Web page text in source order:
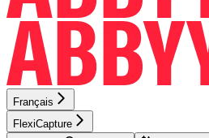
Français
FlexiCapture